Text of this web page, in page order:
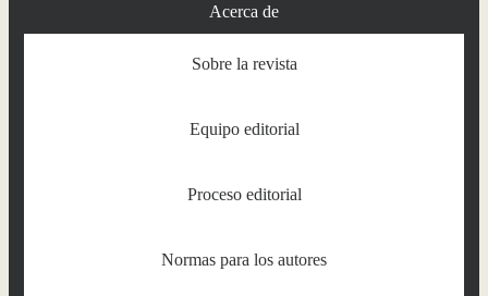
Acerca de
Sobre la revista
Equipo editorial
Proceso editorial
Normas para los autores